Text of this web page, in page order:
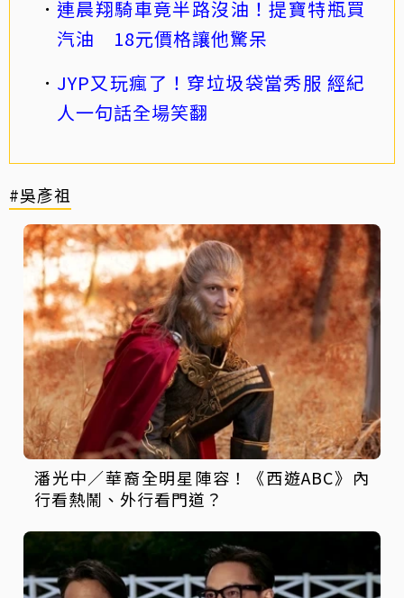
連晨翔騎車竟半路沒油！提寶特瓶買
汽油 18元價格讓他驚呆
JYP又玩瘋了！穿垃圾袋當秀服 經紀
人一句話全場笑翻
#吳彥祖
潘光中／華裔全明星陣容！《西遊ABC》內
行看熱鬧、外行看門道？